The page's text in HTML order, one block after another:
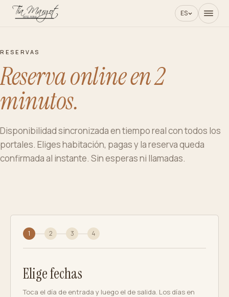
ES
RESERVAS
Reserva online en 2
minutos.
Disponibilidad sincronizada en tiempo real con todos los
portales. Eliges habitación, pagas y la reserva queda
confirmada al instante. Sin esperas ni llamadas.
1 2 3 4
Elige fechas
Toca el día de entrada y luego el de salida. Los días en